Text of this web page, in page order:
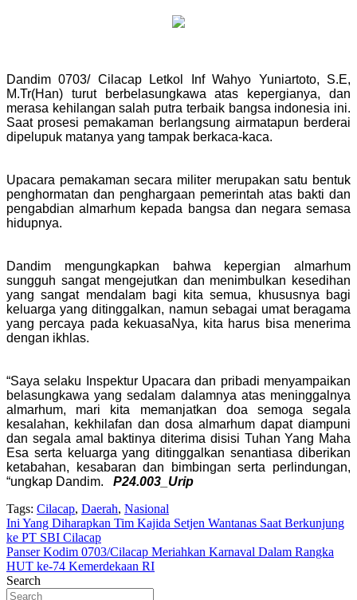
Dandim 0703/ Cilacap Letkol Inf Wahyo Yuniartoto, S.E,
M.Tr(Han) turut berbelasungkawa atas kepergianya, dan
merasa kehilangan salah putra terbaik bangsa indonesia ini.
Saat prosesi pemakaman berlangsung airmatapun berderai
dipelupuk matanya yang tampak berkaca-kaca.
Upacara pemakaman secara militer merupakan satu bentuk
penghormatan dan penghargaan pemerintah atas bakti dan
pengabdian almarhum kepada bangsa dan negara semasa
hidupnya.
Dandim mengungkapkan bahwa kepergian almarhum
sungguh sangat mengejutkan dan menimbulkan kesedihan
yang sangat mendalam bagi kita semua, khususnya bagi
keluarga yang ditinggalkan, namun sebagai umat beragama
yang percaya pada kekuasaNya, kita harus bisa menerima
dengan ikhlas.
“Saya selaku Inspektur Upacara dan pribadi menyampaikan
belasungkawa yang sedalam dalamnya atas meninggalnya
almarhum, mari kita memanjatkan doa semoga segala
kesalahan, kekhilafan dan dosa almarhum dapat diampuni
dan segala amal baktinya diterima disisi Tuhan Yang Maha
Esa serta keluarga yang ditinggalkan senantiasa diberikan
ketabahan, kesabaran dan bimbingan serta perlindungan,
“ungkap Dandim. P24.003_Urip
Tags: Cilacap, Daerah, Nasional
Navigasi
pos
Ini Yang Diharapkan Tim Kajida Setjen Wantanas Saat Berkunjung
ke PT SBI Cilacap
Panser Kodim 0703/Cilacap Meriahkan Karnaval Dalam Rangka
HUT ke-74 Kemerdekaan RI
Search